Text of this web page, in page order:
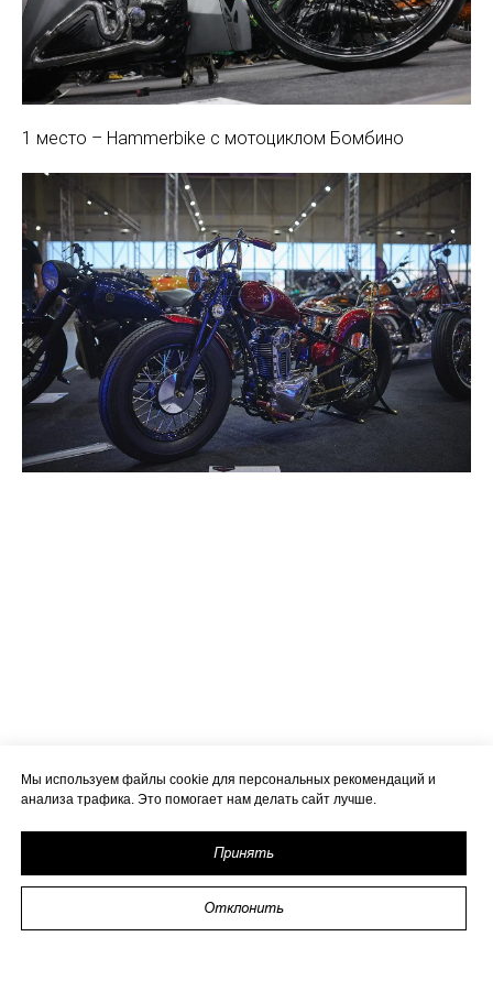
1 место – Hammerbike с мотоциклом Бомбино
Мы используем файлы cookie для персональных рекомендаций и
анализа трафика. Это помогает нам делать сайт лучше.
Принять
Отклонить